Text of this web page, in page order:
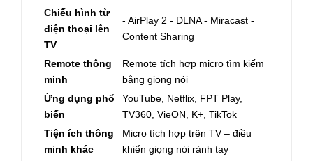
Chiếu hình từ
điện thoại lên
TV
- AirPlay 2 - DLNA - Miracast -
Content Sharing
Remote thông
minh
Remote tích hợp micro tìm kiếm
bằng giọng nói
Ứng dụng phổ
biến
YouTube, Netflix, FPT Play,
TV360, VieON, K+, TikTok
Tiện ích thông
minh khác
Micro tích hợp trên TV – điều
khiển giọng nói rảnh tay